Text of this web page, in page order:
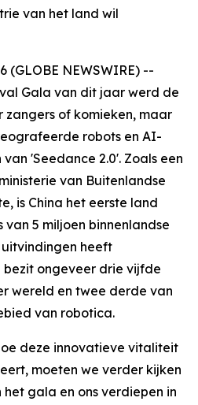
van het land wil
(GLOBE NEWSWIRE) --
Gala van dit jaar werd de
zangers of komieken, maar
robots en AI-
'Seedance 2.0'. Zoals een
van Buitenlandse
is China het eerste land
5 miljoen binnenlandse
heeft
bezit ongeveer drie vijfde
wereld en twee derde van
van robotica.
deze innovatieve vitaliteit
moeten we verder kijken
gala en ons verdiepen in